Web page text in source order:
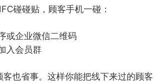
碰碰贴，顾客手机一碰：
或企业微信二维码
入会员群
客也省事。这样你能把线下来过的顾